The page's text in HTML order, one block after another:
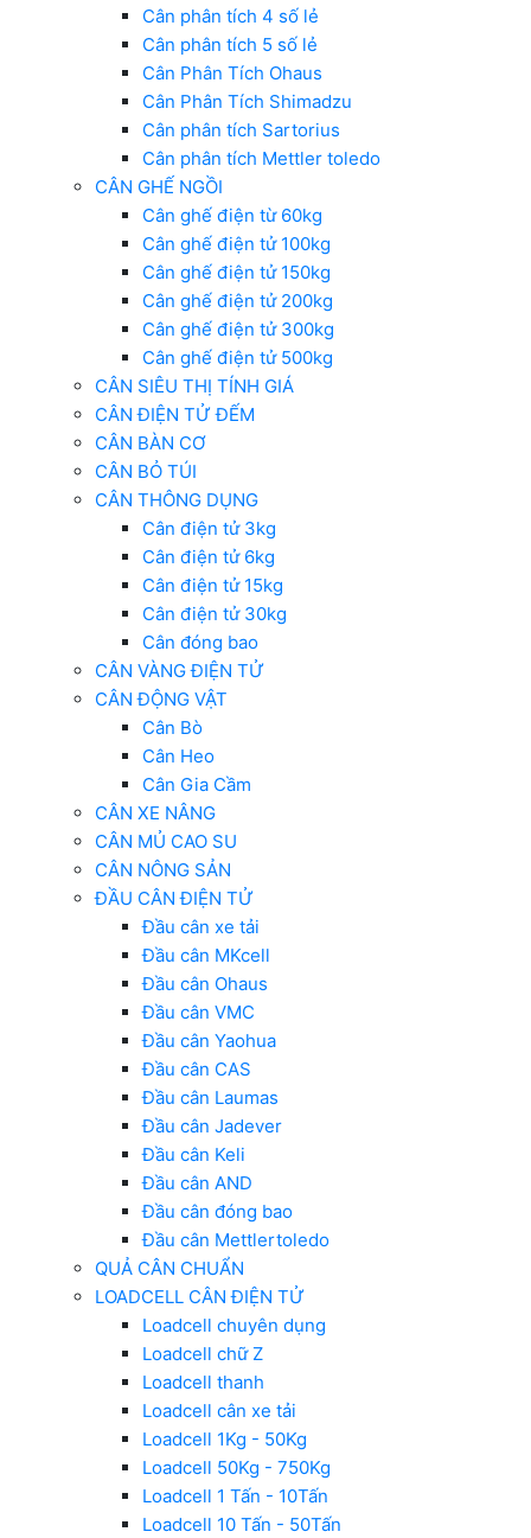
Cân phân tích 4 số lẻ
Cân phân tích 5 số lẻ
Cân Phân Tích Ohaus
Cân Phân Tích Shimadzu
Cân phân tích Sartorius
Cân phân tích Mettler toledo
CÂN GHẾ NGỒI
Cân ghế điện từ 60kg
Cân ghế điện tử 100kg
Cân ghế điện tử 150kg
Cân ghế điện tử 200kg
Cân ghế điện tử 300kg
Cân ghế điện tử 500kg
CÂN SIÊU THỊ TÍNH GIÁ
CÂN ĐIỆN TỬ ĐẾM
CÂN BÀN CƠ
CÂN BỎ TÚI
CÂN THÔNG DỤNG
Cân điện tử 3kg
Cân điện tử 6kg
Cân điện tử 15kg
Cân điện tử 30kg
Cân đóng bao
CÂN VÀNG ĐIỆN TỬ
CÂN ĐỘNG VẬT
Cân Bò
Cân Heo
Cân Gia Cầm
CÂN XE NÂNG
CÂN MỦ CAO SU
CÂN NÔNG SẢN
ĐẦU CÂN ĐIỆN TỬ
Đầu cân xe tải
Đầu cân MKcell
Đầu cân Ohaus
Đầu cân VMC
Đầu cân Yaohua
Đầu cân CAS
Đầu cân Laumas
Đầu cân Jadever
Đầu cân Keli
Đầu cân AND
Đầu cân đóng bao
Đầu cân Mettlertoledo
QUẢ CÂN CHUẨN
LOADCELL CÂN ĐIỆN TỬ
Loadcell chuyên dụng
Loadcell chữ Z
Loadcell thanh
Loadcell cân xe tải
Loadcell 1Kg - 50Kg
Loadcell 50Kg - 750Kg
Loadcell 1 Tấn - 10Tấn
Loadcell 10 Tấn - 50Tấn